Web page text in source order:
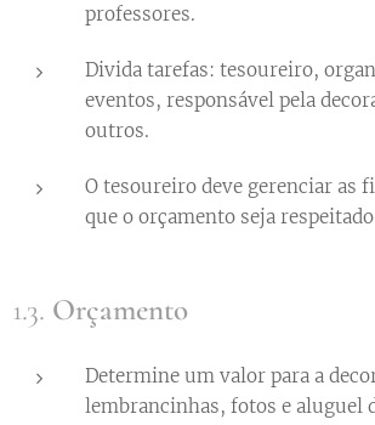
professores.
Divida tarefas: tesoureiro,
eventos, responsável pela
outros.
O tesoureiro deve gerenciar as
que o orçamento seja
1.3. Orçamento
Determine um valor para a
lembrancinhas, fotos e aluguel